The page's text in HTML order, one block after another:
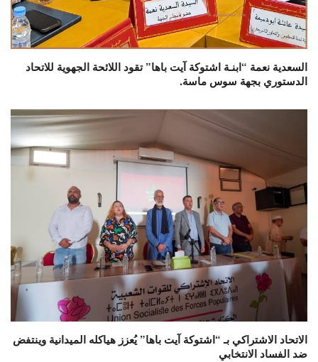
السعدية نعمة “ابنـة اشتوكة آيت باها” تقود اللائحة الجهوية للاتحاد
الدستوري بجهة سوس ماسة.
الاتحاد الاشتراكي بـ “اشتوكة آيت باها” يُعزز هياكله الميدانية وينتفض
ضد الفساد الانتخابي